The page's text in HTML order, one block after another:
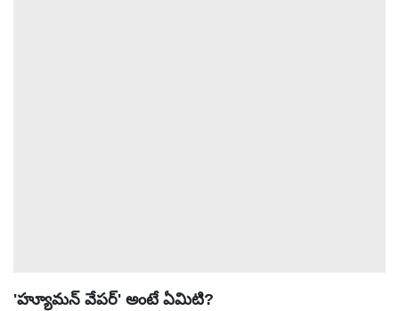
రిలీజ్
'హ్యూమన్ వేపర్' అంటే ఏమిటి?